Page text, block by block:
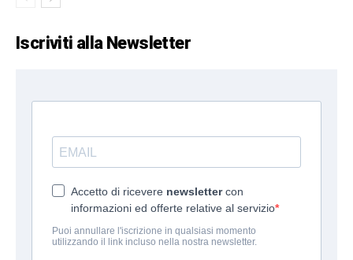
Iscriviti alla Newsletter